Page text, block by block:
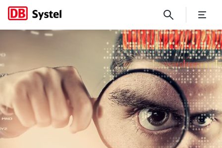
Besuch bei den Suchprofis